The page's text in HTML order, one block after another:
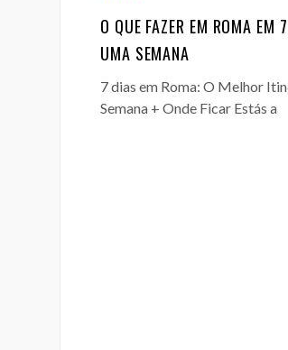
O QUE FAZER EM ROMA EM
UMA SEMANA
7 dias em Roma: O Melhor
Semana + Onde Ficar Estás a